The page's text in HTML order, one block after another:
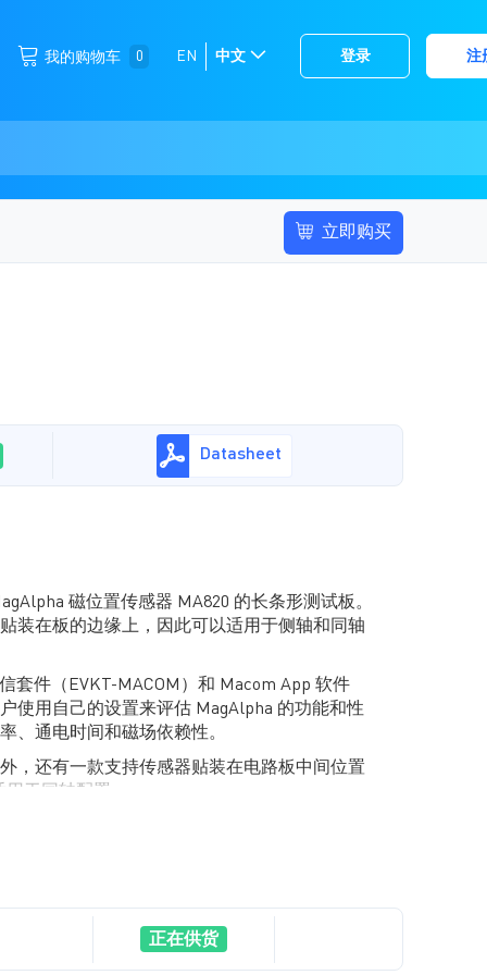
我的购物车 0 登录 注
跳
到
EN
选
中文
立即购买
Datasheet
磁位置传感器 MA820 的长条形测试板。
装在板的边缘上，因此可以适用于侧轴和同轴
套件（EVKT-MACOM）和 Macom App 软件
使用自己的设置来评估 MagAlpha 的功能和性
、通电时间和磁场依赖性。
，还有一款支持传感器贴装在电路板中间位置
于同轴配置。
正在供货